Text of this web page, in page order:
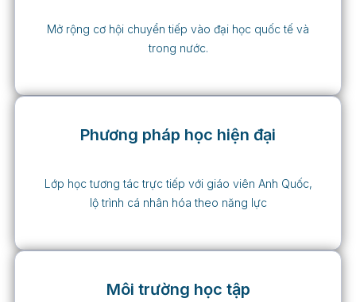
Mở rộng cơ hội chuyển tiếp vào đại học quốc tế và
trong nước.
Phương pháp học hiện đại
Lớp học tương tác trực tiếp với giáo viên Anh Quốc,
lộ trình cá nhân hóa theo năng lực
Môi trường học tập